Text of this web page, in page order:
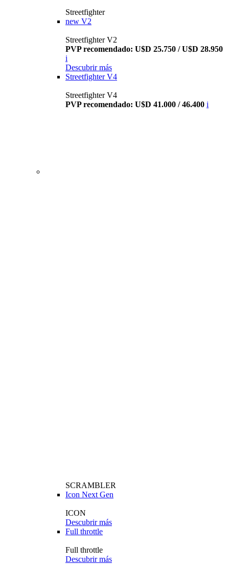
Streetfighter
new V2
Streetfighter V2
PVP recomendado: U$D 25.750 / U$D 28.950
i
Descubrir más
Streetfighter V4
Streetfighter V4
PVP recomendado: U$D 41.000 / 46.400 i
SCRAMBLER
Icon Next Gen
ICON
Descubrir más
Full throttle
Full throttle
Descubrir más